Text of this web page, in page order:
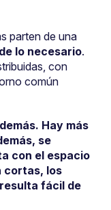
parten de una
lo necesario.
con
común
Hay más
se
con el espacio
cortas, los
fácil de